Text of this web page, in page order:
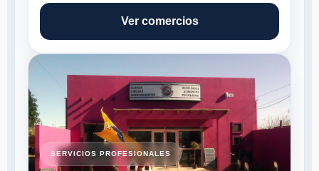
Ver comercios
SERVICIOS PROFESIONALES